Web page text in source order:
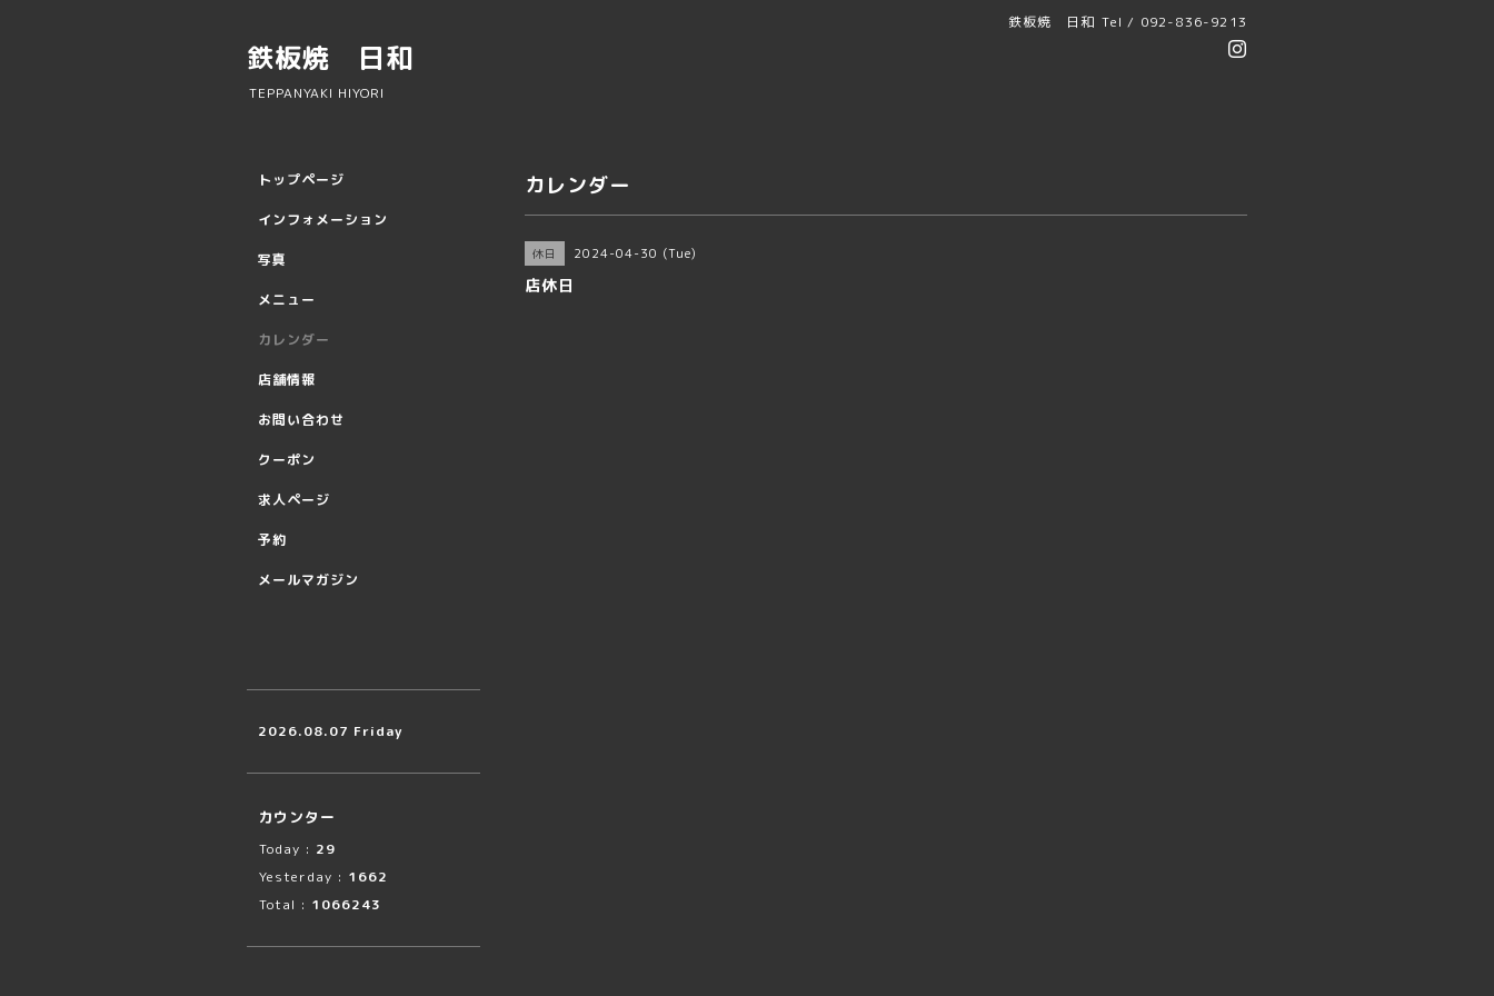
鉄板焼 日和 Tel / 092-836-9213
鉄板焼 日和
TEPPANYAKI HIYORI
カレンダー
休日 2024-04-30 (Tue)
店休日
トップページ
インフォメーション
写真
メニュー
カレンダー
店舗情報
お問い合わせ
クーポン
求人ページ
予約
メールマガジン
2026.08.07 Friday
カウンター
Today : 29
Yesterday : 1662
Total : 1066243